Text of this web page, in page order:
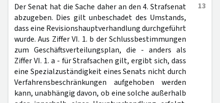
13
Der Senat hat die Sache daher an den 4. Strafsenat
abzugeben. Dies gilt unbeschadet des Umstands,
dass eine Revisionshauptverhandlung durchgeführt
wurde. Aus Ziffer VI. 1. b der Schlussbestimmungen
zum Geschäftsverteilungsplan, die - anders als
Ziffer VI. 1. a - für Strafsachen gilt, ergibt sich, dass
eine Spezialzuständigkeit eines Senats nicht durch
Verfahrensbeschränkungen aufgehoben werden
kann, unabhängig davon, ob eine solche außerhalb